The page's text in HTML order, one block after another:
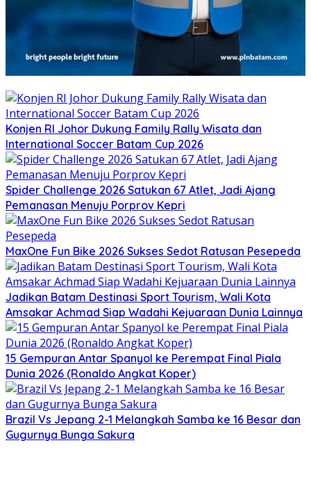
Konjen RI Johor Dukung Family Rally Wisata dan
International Soccer Batam Cup 2026
Spider Challenge 2026 Satukan 67 Atlet, Jadi Ajang
Pemanasan Menuju Porprov Kepri
MaxOne Fun Bike 2026 Sukses Sedot Ratusan Pesepeda
Jadikan Batam Destinasi Sport Tourism, Wali Kota
Amsakar Achmad Siap Wadahi Kejuaraan Dunia Lainnya
15 Gempuran Antar Spanyol ke Perempat Final Piala
Dunia 2026 (Ronaldo Angkat Koper)
Brazil Vs Jepang 2-1 Melangkah Samba ke 16 Besar dan
Gugurnya Bunga Sakura